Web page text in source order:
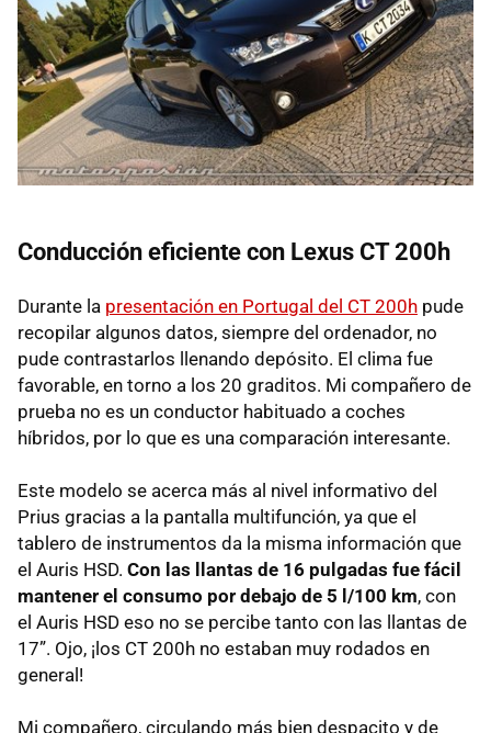
Conducción eficiente con Lexus CT 200h
Durante la presentación en Portugal del CT 200h pude
recopilar algunos datos, siempre del ordenador, no
pude contrastarlos llenando depósito. El clima fue
favorable, en torno a los 20 graditos. Mi compañero de
prueba no es un conductor habituado a coches
híbridos, por lo que es una comparación interesante.
Este modelo se acerca más al nivel informativo del
Prius gracias a la pantalla multifunción, ya que el
tablero de instrumentos da la misma información que
el Auris HSD. Con las llantas de 16 pulgadas fue fácil
mantener el consumo por debajo de 5 l/100 km, con
el Auris HSD eso no se percibe tanto con las llantas de
17”. Ojo, ¡los CT 200h no estaban muy rodados en
general!
Mi compañero, circulando más bien despacito y de